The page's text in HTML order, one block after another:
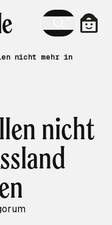
nicht mehr in
nicht